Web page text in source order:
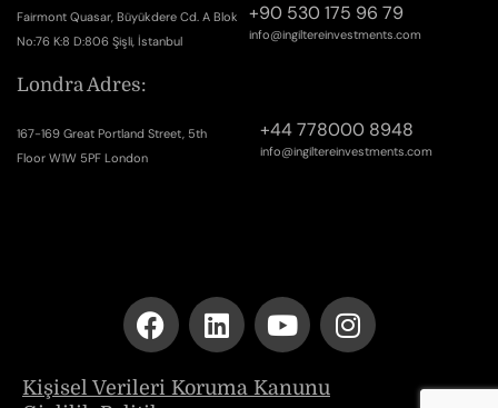
Fairmont Quasar, Büyükdere Cd. A Blok
No:76 K:8 D:806 Şişli, İstanbul
+90 530 175 96 79
info@ingiltereinvestments.com
Londra Adres:
167-169 Great Portland Street, 5th
Floor W1W 5PF London
+44 778000 8948
info@ingiltereinvestments.com
Kişisel Verileri Koruma Kanunu